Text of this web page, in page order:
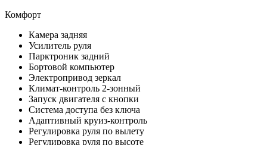
Комфорт
Камера задняя
Усилитель руля
Парктроник задний
Бортовой компьютер
Электропривод зеркал
Климат-контроль 2-зонный
Запуск двигателя с кнопки
Система доступа без ключа
Адаптивный круиз-контроль
Регулировка руля по вылету
Регулировка руля по высоте